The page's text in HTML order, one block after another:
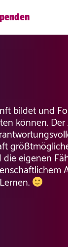
bildet und
können.
eigenen